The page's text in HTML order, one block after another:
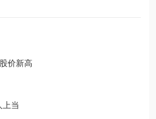
价新高
上当